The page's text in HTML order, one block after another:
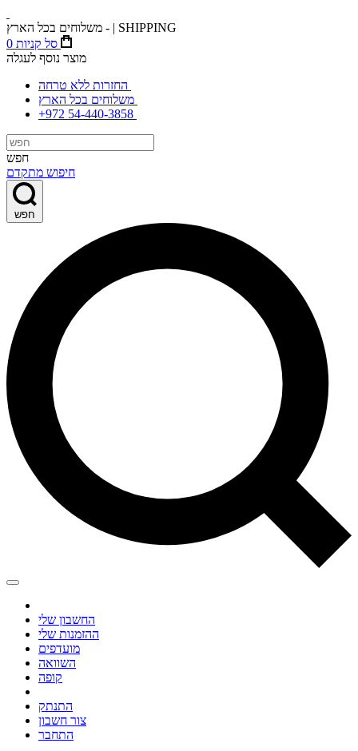
משלוחים בכל הארץ - | SHIPPING
0 סל קניות
מוצר נוסף לעגלה
+972 54-440-3858
חפש
חיפוש מתקדם
חפש
החשבון שלי
ההזמנות שלי
מועדפים
השוואה
קופה
התנתק
צור חשבון
התחבר